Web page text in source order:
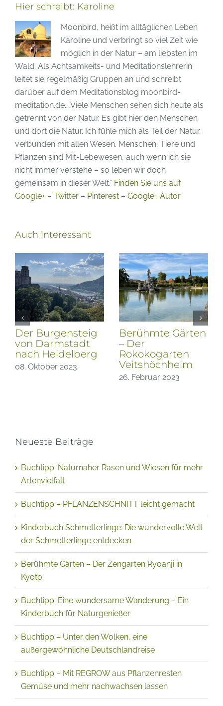
1
Hier schreibt: Karoline
Moonbird, heißt im alltäglichen Leben
Karoline und verbringt so viel Zeit wie
möglich in der Natur – am liebsten im
Wald. Als Achtsamkeits- und Meditationslehrerin
leitet sie regelmäßig Gruppen an und schreibt
darüber auf dem Meditationsblog moonbird-
meditation.de. „Viele Menschen sehen sich heute als
getrennt von der Natur. Es gibt hier den Menschen
und dort die Natur. Ich fühle mich als Teil der Natur,
verbunden mit allen Wesen. Menschen, Tiere und
Pflanzen sind Mit-Lebewesen, auch wenn ich sie
nicht immer verstehe – so leben wir doch
gemeinsam in dieser Welt.“ Finden Sie uns auf
Google+ – Twitter – Pinterest – Google+ Autor
Auch interessant
Der Burgensteig
von Darmstadt
nach Heidelberg
08. Oktober 2023
Berühmte Gärten
– Der
Rokokogarten
Veitshöchheim
26. Februar 2023
Neueste Beiträge
Buchtipp: Naturnaher Rasen und Wiesen für mehr
Artenvielfalt
Buchtipp – PFLANZENSCHNITT leicht gemacht
Kinderbuch Schmetterlinge: Die wundervolle Welt
der Schmetterlinge entdecken
Berühmte Gärten – Der Zengarten Ryoanji in
Kyoto
Buchtipp: Eine wundersame Wanderung – Ein
Kinderbuch für Naturgenießer
Buchtipp – Unter den Wolken, eine
außergewöhnliche Deutschlandreise
Buchtipp – Mit REGROW aus Pflanzenresten
Gemüse und mehr nachwachsen lassen